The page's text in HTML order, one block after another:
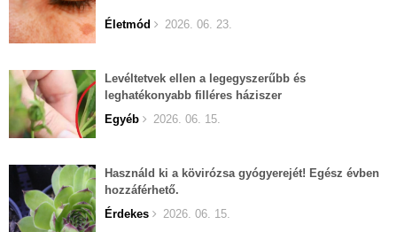
Életmód 2026. 06. 23.
Levéltetvek ellen a legegyszerűbb és
leghatékonyabb filléres háziszer
Egyéb
2026. 06. 15.
Használd ki a kövirózsa gyógyerejét! Egész évben
hozzáférhető.
Érdekes
2026. 06. 15.